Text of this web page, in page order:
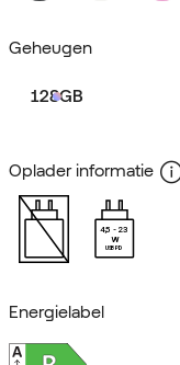
Geheugen
128GB
Oplader informatie
4,5
23
W
USB PD
Energielabel